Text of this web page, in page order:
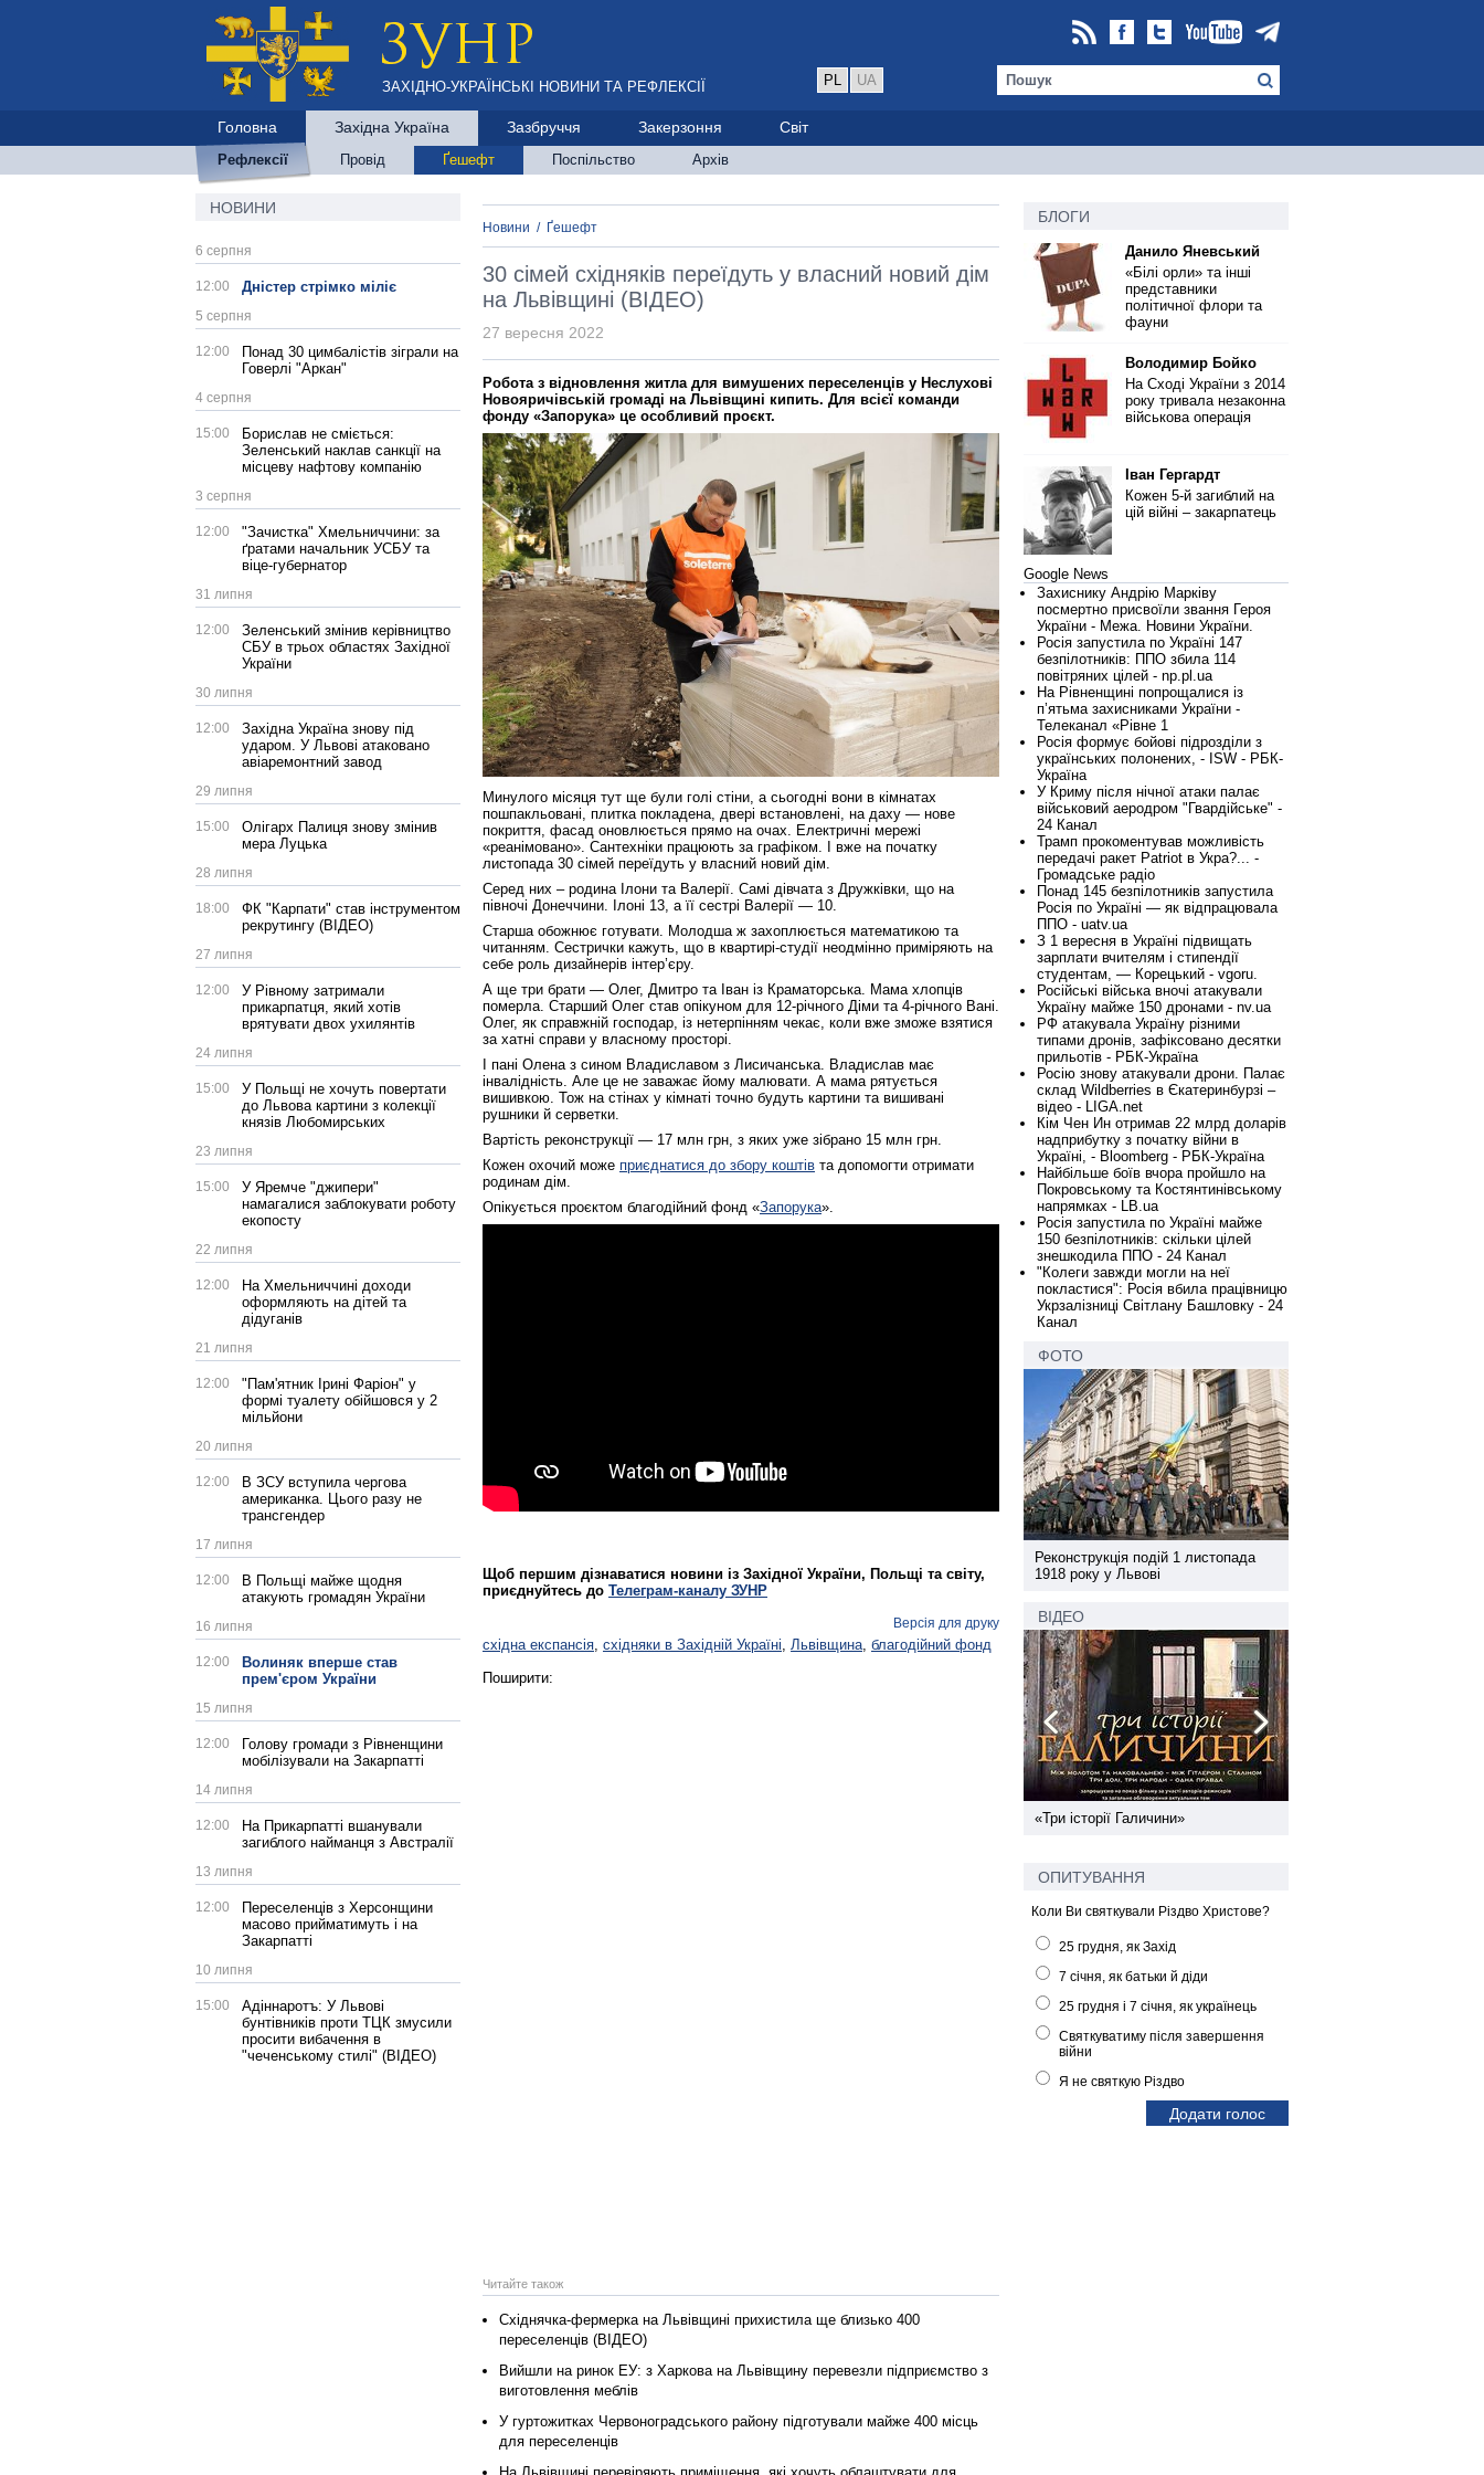
ЗАХІДНО-УКРАЇНСЬКІ НОВИНИ ТА РЕФЛЕКСІЇ PL UA
Головна Західна Україна Зазбруччя Закерзоння Світ
Рефлексії Провід Ґешефт Поспільство Архів
НОВИНИ
6 серпня
12:00 Дністер стрімко міліє
5 серпня
12:00
Понад 30 цимбалістів зіграли на
Говерлі "Аркан"
4 серпня
15:00
Борислав не сміється:
Зеленський наклав санкції на
місцеву нафтову компанію
3 серпня
12:00
"Зачистка" Хмельниччини: за
ґратами начальник УСБУ та
віце-губернатор
31 липня
12:00
Зеленський змінив керівництво
СБУ в трьох областях Західної
України
30 липня
12:00
Західна Україна знову під
ударом. У Львові атаковано
авіаремонтний завод
29 липня
15:00
Олігарх Палиця знову змінив
мера Луцька
28 липня
18:00
ФК "Карпати" став інструментом
рекрутингу (ВІДЕО)
27 липня
12:00
У Рівному затримали
прикарпатця, який хотів
врятувати двох ухилянтів
24 липня
15:00
У Польщі не хочуть повертати
до Львова картини з колекції
князів Любомирських
23 липня
15:00
У Яремче "джипери"
намагалися заблокувати роботу
екопосту
22 липня
12:00
На Хмельниччині доходи
оформляють на дітей та
дідуганів
21 липня
12:00
"Пам'ятник Ірині Фаріон" у
формі туалету обійшовся у 2
мільйони
20 липня
12:00
В ЗСУ вступила чергова
американка. Цього разу не
трансгендер
17 липня
12:00
В Польщі майже щодня
атакують громадян України
16 липня
12:00
Волиняк вперше став
прем'єром України
15 липня
12:00
Голову громади з Рівненщини
мобілізували на Закарпатті
14 липня
12:00
На Прикарпатті вшанували
загиблого найманця з Австралії
13 липня
12:00
Переселенців з Херсонщини
масово прийматимуть і на
Закарпатті
10 липня
15:00
Адіннаротъ: У Львові
бунтівників проти ТЦК змусили
просити вибачення в
"чеченському стилі" (ВІДЕО)
Новини / Ґешефт
30 сімей східняків переїдуть у власний новий дім
на Львівщині (ВІДЕО)
27 вересня 2022
Робота з відновлення житла для вимушених переселенців у Неслухові
Новояричівській громаді на Львівщині кипить. Для всієї команди
фонду «Запорука» це особливий проєкт.
Минулого місяця тут ще були голі стіни, а сьогодні вони в кімнатах
пошпакльовані, плитка покладена, двері встановлені, на даху — нове
покриття, фасад оновлюється прямо на очах. Електричні мережі
«реанімовано». Сантехніки працюють за графіком. І вже на початку
листопада 30 сімей переїдуть у власний новий дім.
Серед них – родина Ілони та Валерії. Самі дівчата з Дружківки, що на
півночі Донеччини. Ілоні 13, а її сестрі Валерії — 10.
Старша обожнює готувати. Молодша ж захоплюється математикою та
читанням. Сестрички кажуть, що в квартирі-студії неодмінно приміряють на
себе роль дизайнерів інтер’єру.
А ще три брати — Олег, Дмитро та Іван із Краматорська. Мама хлопців
померла. Старший Олег став опікуном для 12-річного Діми та 4-річного Вані.
Олег, як справжній господар, із нетерпінням чекає, коли вже зможе взятися
за хатні справи у власному просторі.
І пані Олена з сином Владиславом з Лисичанська. Владислав має
інвалідність. Але це не заважає йому малювати. А мама рятується
вишивкою. Тож на стінах у кімнаті точно будуть картини та вишивані
рушники й серветки.
Вартість реконструкції — 17 млн грн, з яких уже зібрано 15 млн грн.
Кожен охочий може приєднатися до збору коштів та допомогти отримати
родинам дім.
Опікується проєктом благодійний фонд «Запорука».
Щоб першим дізнаватися новини із Західної України, Польщі та світу,
приєднуйтесь до Телеграм-каналу ЗУНР
Версія для друку
східна експансія східняки в Західній Україні Львівщина благодійний фонд
Поширити:
Читайте також
Східнячка‑фермерка на Львівщині прихистила ще близько 400
переселенців (ВІДЕО)
Вийшли на ринок ЕУ: з Харкова на Львівщину перевезли підприємство з
виготовлення меблів
У гуртожитках Червоноградського району підготували майже 400 місць
для переселенців
БЛОГИ
Данило Яневський
«Білі орли» та інші
представники
політичної флори та
фауни
Володимир Бойко
На Сході України з 2014
року тривала незаконна
військова операція
Іван Гергардт
Кожен 5-й загиблий на
цій війні – закарпатець
Google News
Захиснику Андрію Марківу
посмертно присвоїли звання Героя
України - Межа. Новини України.
Росія запустила по Україні 147
безпілотників: ППО збила 114
повітряних цілей - np.pl.ua
На Рівненщині попрощалися із
п’ятьма захисниками України -
Телеканал «Рівне 1
Росія формує бойові підрозділи з
українських полонених, - ISW - РБК-
Україна
У Криму після нічної атаки палає
військовий аеродром "Гвардійське" -
24 Канал
Трамп прокоментував можливість
передачі ракет Patriot в Укра?... -
Громадське радіо
Понад 145 безпілотників запустила
Росія по Україні — як відпрацювала
ППО - uatv.ua
З 1 вересня в Україні підвищать
зарплати вчителям і стипендії
студентам, — Корецький - vgoru.
Російські війська вночі атакували
Україну майже 150 дронами - nv.ua
РФ атакувала Україну різними
типами дронів, зафіксовано десятки
прильотів - РБК-Україна
Росію знову атакували дрони. Палає
склад Wildberries в Єкатеринбурзі –
відео - LIGA.net
Кім Чен Ин отримав 22 млрд доларів
надприбутку з початку війни в
Україні, - Bloomberg - РБК-Україна
Найбільше боїв вчора пройшло на
Покровському та Костянтинівському
напрямках - LB.ua
Росія запустила по Україні майже
150 безпілотників: скільки цілей
знешкодила ППО - 24 Канал
"Колеги завжди могли на неї
покластися": Росія вбила працівницю
Укрзалізниці Світлану Башловку - 24
Канал
ФОТО
1918 року у Львові
Реконструкція подій 1 листопада
1918 року у Львові
ВІДЕО
«Три історії Галичини»
ОПИТУВАННЯ
Коли Ви святкували Різдво Христове?
25 грудня, як Захід
7 січня, як батьки й діди
25 грудня і 7 січня, як українець
Святкуватиму після завершення
війни
Я не святкую Різдво